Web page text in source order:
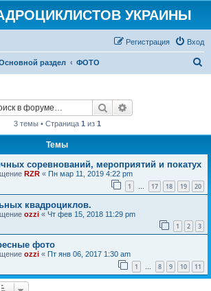
УКРАИНЫ
Вход
Регистрация
раздел ФОТО
Поиск
3 темы • Страница 1 из 1
Темы
соревнований, мероприятий и покатух
RZR « Пн мар 11, 2019 4:22 pm
1 … 17 18 19 20
квадроциклов.
ozzi « Чт фев 15, 2018 11:29 pm
1 2 3
фото
ozzi « Пт янв 06, 2017 1:30 am
1 … 8 9 10 11